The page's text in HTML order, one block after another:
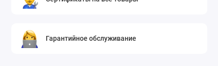
Гарантийное обслуживание